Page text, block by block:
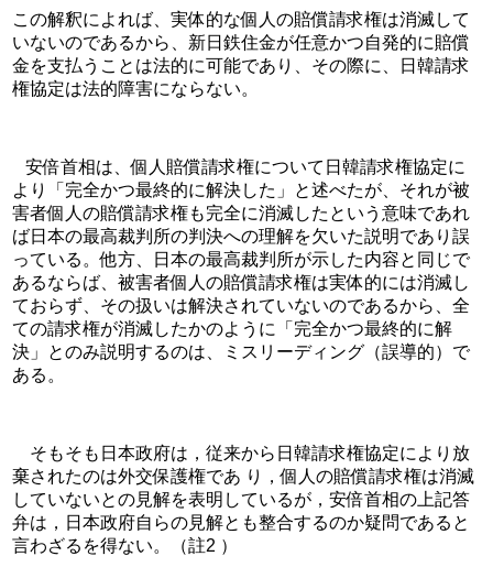
この解釈によれば、実体的な個人の賠償請求権は消滅して
いないのであるから、新日鉄住金が任意かつ自発的に賠償
金を支払うことは法的に可能であり、その際に、日韓請求
権協定は法的障害にならない。
より「完全かつ最終的に解決した」と述べたが、それが被
害者個人の賠償請求権も完全に消滅したという意味であれ
ば日本の最高裁判所の判決への理解を欠いた説明であり誤
っている。他方、日本の最高裁判所が示した内容と同じで
あるならば、被害者個人の賠償請求権は実体的には消滅し
ておらず、その扱いは解決されていないのであるから、全
ての請求権が消滅したかのように「完全かつ最終的に解
決」とのみ説明するのは、ミスリーディング（誤導的）で
ある。
そもそも日本政府は，従来から日韓請求権協定により放
棄されたのは外交保護権であ り，個人の賠償請求権は消滅
していないとの見解を表明しているが，安倍首相の上記答
弁は，日本政府自らの見解とも整合するのか疑問であると
言わざるを得ない。（註2 ）